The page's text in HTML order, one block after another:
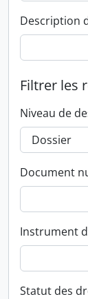
Description
Filtrer les
Niveau de
Document
Instrument
Statut des